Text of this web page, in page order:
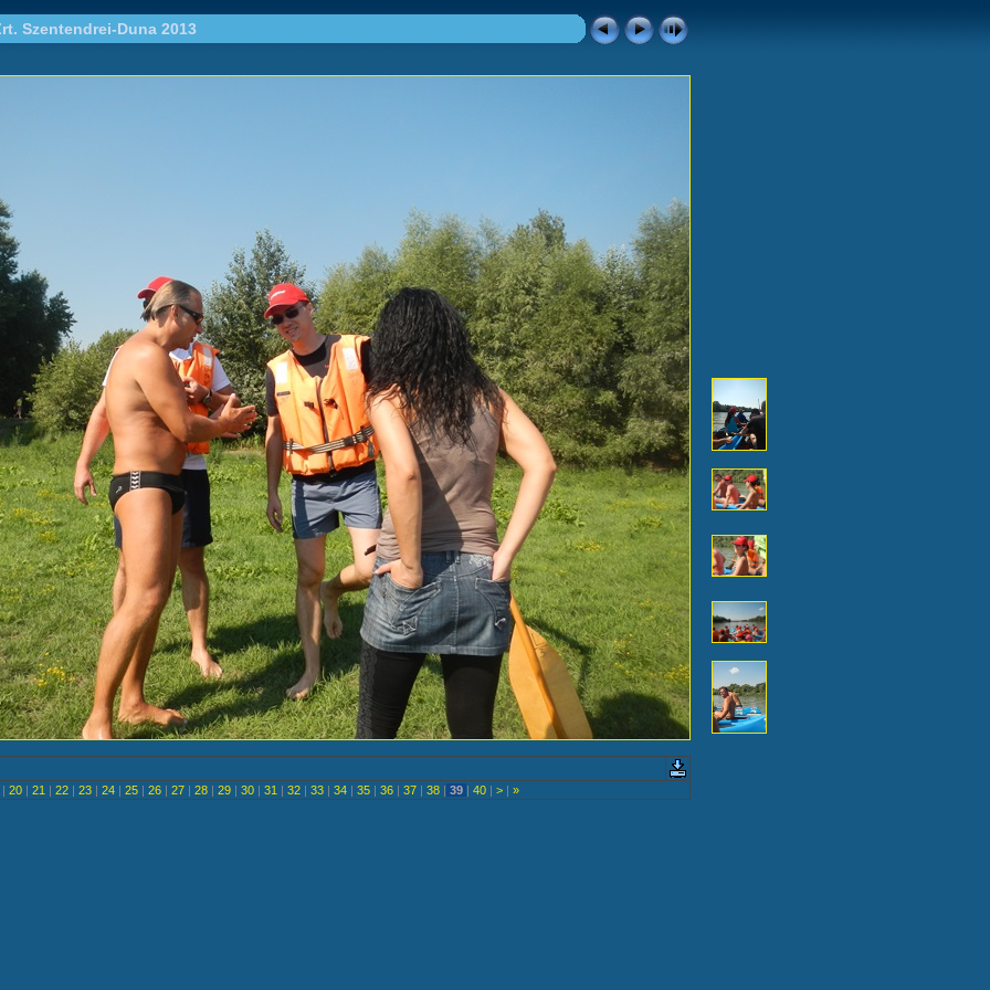
Szentendrei-Duna 2013
| 20 | 21 | 22 | 23 | 24 | 25 | 26 | 27 | 28 | 29 | 30 | 31 | 32 | 33 | 34 | 35 | 36 | 37 | 38 | 39 | 40 | > | »